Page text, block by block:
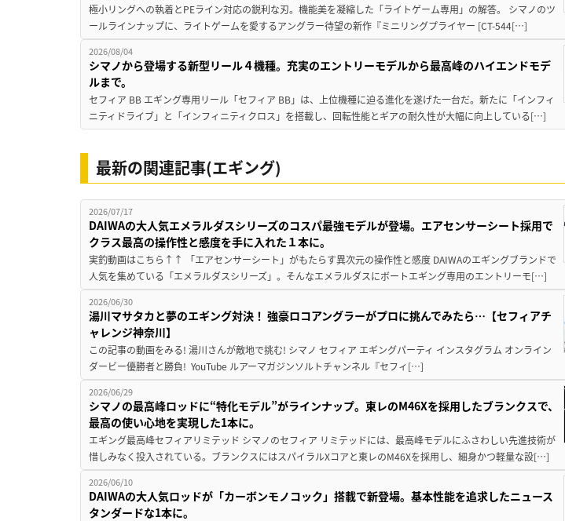
極小リングへの執着とPEライン対応の鋭利な刃。機能美を凝縮した「ライトゲーム専用」の解答。 シマノのツ
ールラインナップに、ライトゲームを愛するアングラー待望の新作『ミニリングプライヤー [CT-544[…]
2026/08/04
シマノから登場する新型リール４機種。充実のエントリーモデルから最高峰のハイエンドモデ
ルまで。
セフィア BB エギング専用リール「セフィア BB」は、上位機種に迫る進化を遂げた一台だ。新たに「インフィ
ニティドライブ」と「インフィニティクロス」を搭載し、回転性能とギアの耐久性が大幅に向上している[…]
最新の関連記事(エギング)
2026/07/17
DAIWAの大人気エメラルダスシリーズのコスパ最強モデルが登場。エアセンサーシート採用で
クラス最高の操作性と感度を手に入れた１本に。
実釣動画はこちら↑↑ 「エアセンサーシート」がもたらす異次元の操作性と感度 DAIWAのエギングブランドで
人気を集めている「エメラルダスシリーズ」。そんなエメラルダスにボートエギング専用のエントリーモ[…]
2026/06/30
湯川マサタカと夢のエギング対決！ 強豪ロコアングラーがプロに挑んでみたら…【セフィアチ
ャレンジ神奈川】
この記事の動画をみる! 湯川さんが敵地で挑む! シマノ セフィア エギングパーティ インスタグラム オンライン
ダービー優勝者と勝負! YouTube ルアーマガジンソルトチャンネル『セフィ[…]
2026/06/29
シマノの最高峰ロッドに“特化モデル”がラインナップ。東レのM46Xを採用したブランクスで、
最高の使い心地を実現した1本に。
エギング最高峰セフィアリミテッド シマノのセフィア リミテッドには、最高峰モデルにふさわしい先進技術が
惜しみなく投入されている。ブランクスにはスパイラルXコアと東レのM46Xを採用し、細身かつ軽量な設[…]
2026/06/10
DAIWAの大人気ロッドが「カーボンモノコック」搭載で新登場。基本性能を追求したニュース
タンダードな1本に。